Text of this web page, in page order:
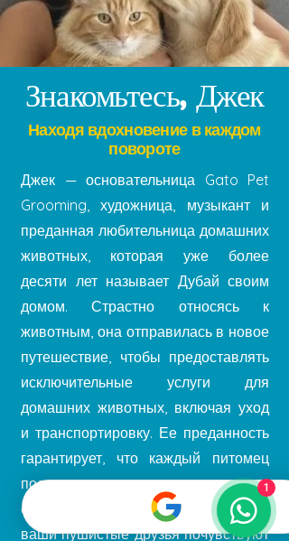
Знакомьтесь, Джек
Находя вдохновение в каждом
повороте
Джек — основательница Gato Pet
Grooming, художница, музыкант и
преданная любительница домашних
животных, которая уже более
десяти лет называет Дубай своим
домом. Страстно относясь к
животным, она отправилась в новое
путешествие, чтобы предоставлять
исключительные услуги для
домашних животных, включая уход
и транспортировку. Ее преданность
гарантирует, что каждый питомец
получит уход и внимание, которых
он заслуживает. Доверьтесь Джек, и
ваши пушистые друзья почувствуют
1